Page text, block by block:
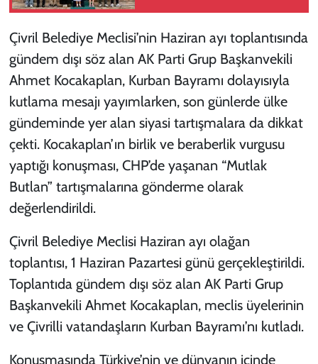
Çivril Belediye Meclisi’nin Haziran ayı toplantısında
gündem dışı söz alan AK Parti Grup Başkanvekili
Ahmet Kocakaplan, Kurban Bayramı dolayısıyla
kutlama mesajı yayımlarken, son günlerde ülke
gündeminde yer alan siyasi tartışmalara da dikkat
çekti. Kocakaplan’ın birlik ve beraberlik vurgusu
yaptığı konuşması, CHP’de yaşanan “Mutlak
Butlan” tartışmalarına gönderme olarak
değerlendirildi.
Çivril Belediye Meclisi Haziran ayı olağan
toplantısı, 1 Haziran Pazartesi günü gerçekleştirildi.
Toplantıda gündem dışı söz alan AK Parti Grup
Başkanvekili Ahmet Kocakaplan, meclis üyelerinin
ve Çivrilli vatandaşların Kurban Bayramı’nı kutladı.
Konuşmasında Türkiye’nin ve dünyanın içinde